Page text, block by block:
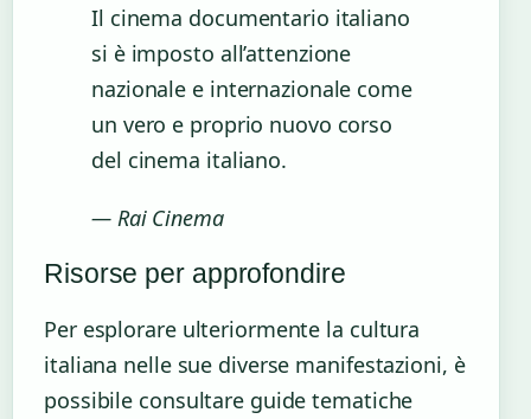
Il cinema documentario italiano
si è imposto all’attenzione
nazionale e internazionale come
un vero e proprio nuovo corso
del cinema italiano.
— Rai Cinema
Risorse per approfondire
Per esplorare ulteriormente la cultura
italiana nelle sue diverse manifestazioni, è
possibile consultare guide tematiche